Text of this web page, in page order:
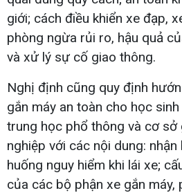
giới; cách điều khiển xe đạp,
phòng ngừa rủi ro, hậu quả
và xử lý sự cố giao thông.
Nghị định cũng quy định
gắn máy an toàn cho học
trung học phổ thông và cơ sở
nghiệp với các nội dung:
huống nguy hiểm khi lái xe;
của các bộ phận xe gắn máy,